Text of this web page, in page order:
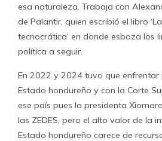
esa naturaleza. Trabaja con
de Palantir, quien escribió el libro
tecnocrática’ en donde esboza los
política a seguir.
En 2022 y 2024 tuvo que enfrentar
Estado hondureño y con la Corte
ese país pues la presidenta
las ZEDES, pero el alto valor de la
Estado hondureño carece de